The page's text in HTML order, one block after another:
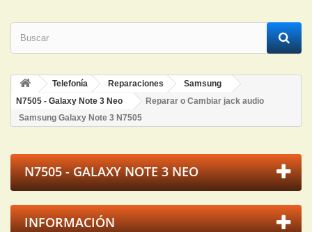
Telefonía Reparaciones
Samsung
N7505 - Galaxy Note 3 Neo
Reparar o Cambiar jack audio
Samsung Galaxy Note 3 N7505
N7505 - GALAXY NOTE 3 NEO
INFORMACIÓN